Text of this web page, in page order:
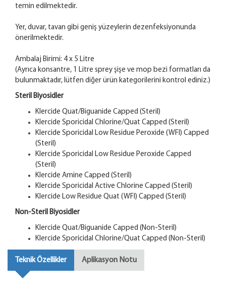
temin edilmektedir.
Yer, duvar, tavan gibi geniş yüzeylerin dezenfeksiyonunda
önerilmektedir.
Ambalaj Birimi: 4 x 5 Litre
(Ayrıca konsantre, 1 Litre sprey şişe ve mop bezi formatları da
bulunmaktadır, lütfen diğer ürün kategorilerini kontrol ediniz.)
Steril Biyosidler
Klercide Quat/Biguanide Capped (Steril)
Klercide Sporicidal Chlorine/Quat Capped (Steril)
Klercide Sporicidal Low Residue Peroxide (WFI) Capped
(Steril)
Klercide Sporicidal Low Residue Peroxide Capped
(Steril)
Klercide Amine Capped (Steril)
Klercide Sporicidal Active Chlorine Capped (Steril)
Klercide Low Residue Quat (WFI) Capped (Steril)
Non-Steril Biyosidler
Klercide Quat/Biguanide Capped (Non-Steril)
Klercide Sporicidal Chlorine/Quat Capped (Non-Steril)
Teknik Özellikler Aplikasyon Notu